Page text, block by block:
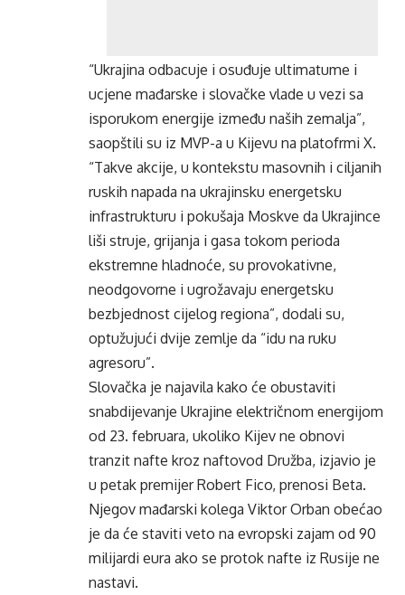
“Ukrajina odbacuje i osuđuje ultimatume i
ucjene mađarske i slovačke vlade u vezi sa
isporukom energije između naših zemalja”,
saopštili su iz MVP-a u Kijevu na platofrmi X.
“Takve akcije, u kontekstu masovnih i ciljanih
ruskih napada na ukrajinsku energetsku
infrastrukturu i pokušaja Moskve da Ukrajince
liši struje, grijanja i gasa tokom perioda
ekstremne hladnoće, su provokativne,
neodgovorne i ugrožavaju energetsku
bezbjednost cijelog regiona”, dodali su,
optužujući dvije zemlje da “idu na ruku
agresoru”.
Slovačka je najavila kako će obustaviti
snabdijevanje Ukrajine električnom energijom
od 23. februara, ukoliko Kijev ne obnovi
tranzit nafte kroz naftovod Družba, izjavio je
u petak premijer Robert Fico, prenosi Beta.
Njegov mađarski kolega Viktor Orban obećao
je da će staviti veto na evropski zajam od 90
milijardi eura ako se protok nafte iz Rusije ne
nastavi.